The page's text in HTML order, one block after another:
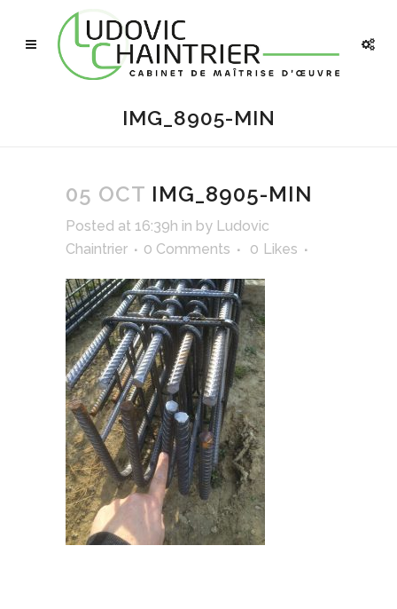
IMG_8905-MIN
05 OCT IMG_8905-MIN
Posted at 16:39h in by Ludovic
Chaintrier
0 Comments 0 Likes